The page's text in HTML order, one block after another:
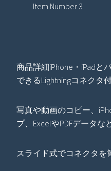
Item Number 3
商品詳細iPhone・iPadと
できるLightningコネクタ
写真や動画のコピー、
プ、ExcelやPDFデータな
スライド式でコネクタを